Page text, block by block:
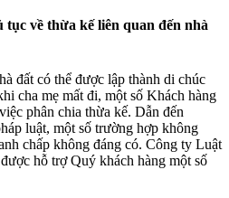
về thừa kế liên quan đến nhà
đất có thể được lập thành di chúc
cha mẹ mất đi, một số Khách hàng
phân chia thừa kế. Dẫn đến
luật, một số trường hợp không
chấp không đáng có. Công ty Luật
hỗ trợ Quý khách hàng một số